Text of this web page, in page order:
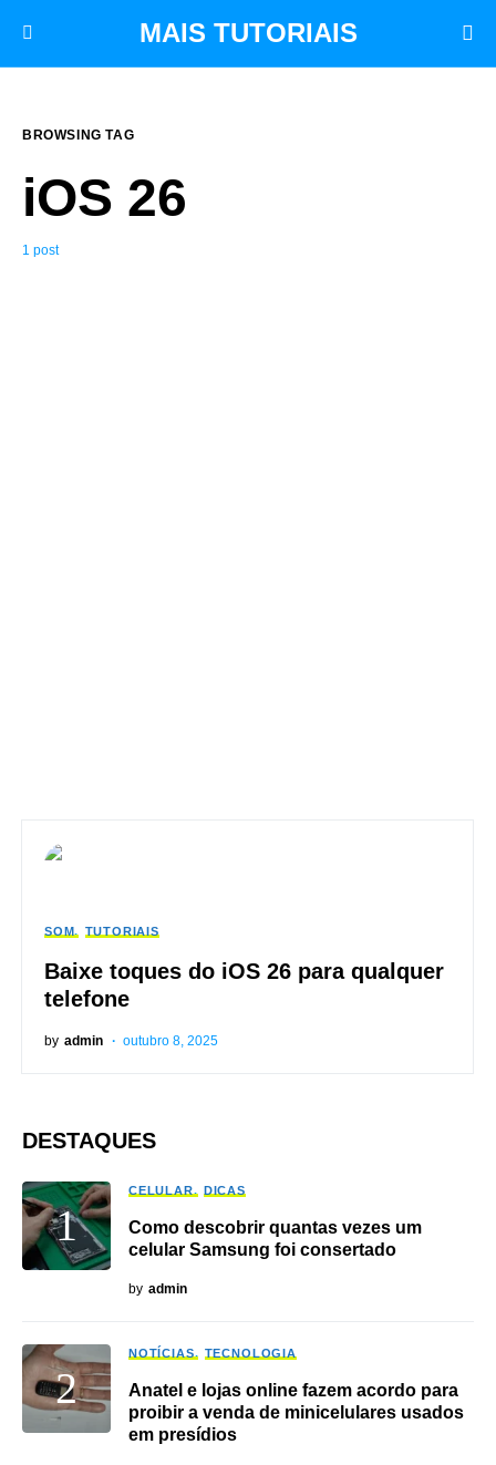
MAIS TUTORIAIS
BROWSING TAG
iOS 26
1 post
SOM TUTORIAIS
Baixe toques do iOS 26 para qualquer
telefone
by admin outubro 8, 2025
DESTAQUES
CELULAR DICAS
Como descobrir quantas vezes um
celular Samsung foi consertado
by admin
NOTÍCIAS TECNOLOGIA
Anatel e lojas online fazem acordo para
proibir a venda de minicelulares usados
em presídios